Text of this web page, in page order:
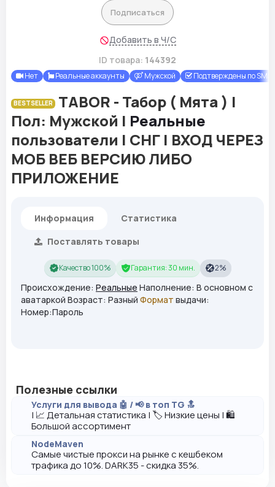
Подписаться
Добавить в Ч/С
ID товара: 144392
Нет Реальные аккаунты Мужской Подтверждены по SMS
BESTSELLER
TABOR - Табор ( Мята ) |
Пол: Мужской | Реальные
пользователи | СНГ | ВХОД ЧЕРЕЗ
МОБ ВЕБ ВЕРСИЮ ЛИБО
ПРИЛОЖЕНИЕ
Информация
Статистика
Поставлять товары
Качество 100% Гарантия: 30 мин. 2%
Происхождение: Реальные Наполнение: В основном с
аватаркой Возраст: Разный Формат выдачи:
Номер:Пароль
Полезные ссылки
Услуги для вывода 🤖 / 📢 в топ TG 🔝
| 📈 Детальная статистика | 🏷️ Низкие цены | 🛍️
Большой ассортимент
NodeMaven
Самые чистые прокси на рынке с кешбеком
трафика до 10%. DARK35 - скидка 35%.